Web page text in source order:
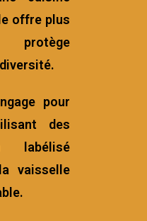
offre plus
pour
des
labélisé
vaisselle